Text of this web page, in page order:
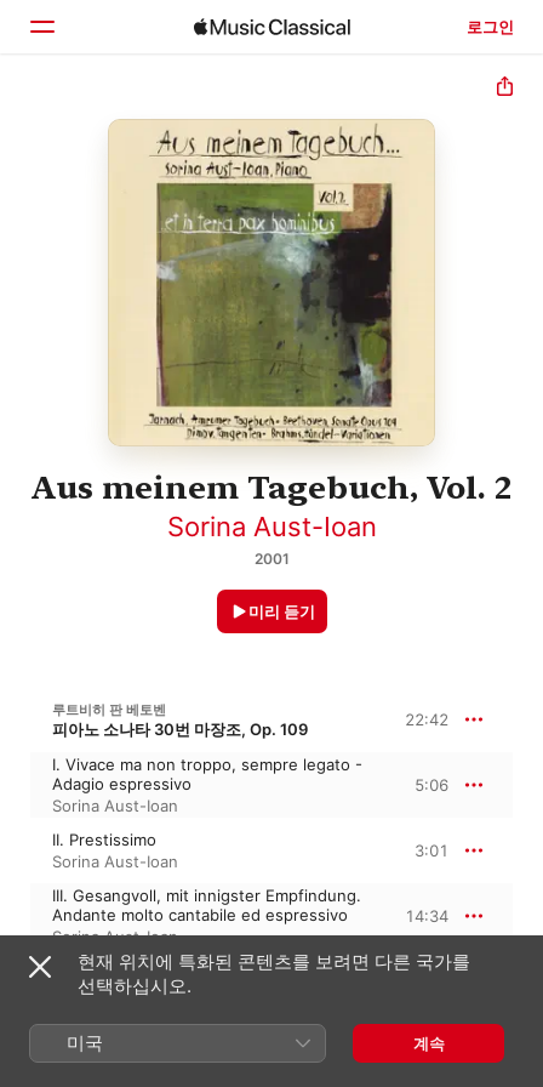
로그인
Aus meinem Tagebuch, Vol. 2
Sorina Aust-Ioan
2001
미리 듣기
루트비히 판 베토벤
피아노 소나타 30번 마장조, Op. 109 22:42
I. Vivace ma non troppo, sempre legato -
Adagio espressivo
Sorina Aust-Ioan
5:06
II. Prestissimo
Sorina Aust-Ioan
3:01
III. Gesangvoll, mit innigster Empfindung.
Andante molto cantabile ed espressivo
Sorina Aust-Ioan
14:34
No. 1, Hymnus
4:42
현재 위치에 특화된 콘텐츠를 보려면 다른 국가를
선택하십시오.
미국 계속